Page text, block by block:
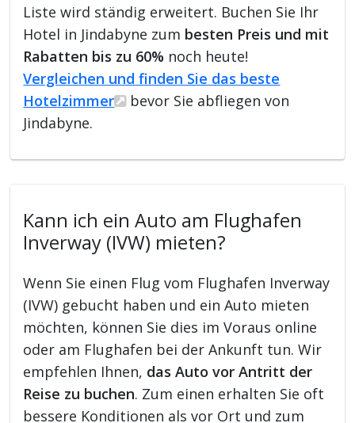
Liste wird ständig erweitert. Buchen Sie Ihr
Hotel in Jindabyne zum besten Preis und mit
Rabatten bis zu 60% noch heute!
Vergleichen und finden Sie das beste
Hotelzimmer
bevor Sie abfliegen von
Jindabyne.
Kann ich ein Auto am Flughafen
Inverway (IVW) mieten?
Wenn Sie einen Flug vom Flughafen Inverway
(IVW) gebucht haben und ein Auto mieten
möchten, können Sie dies im Voraus online
oder am Flughafen bei der Ankunft tun. Wir
empfehlen Ihnen, das Auto vor Antritt der
Reise zu buchen. Zum einen erhalten Sie oft
bessere Konditionen als vor Ort und zum